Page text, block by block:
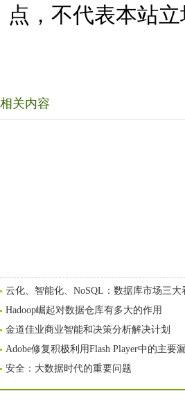
点，不代表本站
相关内容
云化、智能化、NoSQL：数据库市场三大
Hadoop崛起对数据仓库有多大的作用
金道佳业商业智能和决策分析解决计划
Adobe修复积极利用Flash Player中的主要
安全：大数据时代的重要问题